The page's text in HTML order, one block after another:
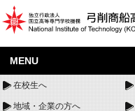
MENU
在校生へ
地域・企業の方へ